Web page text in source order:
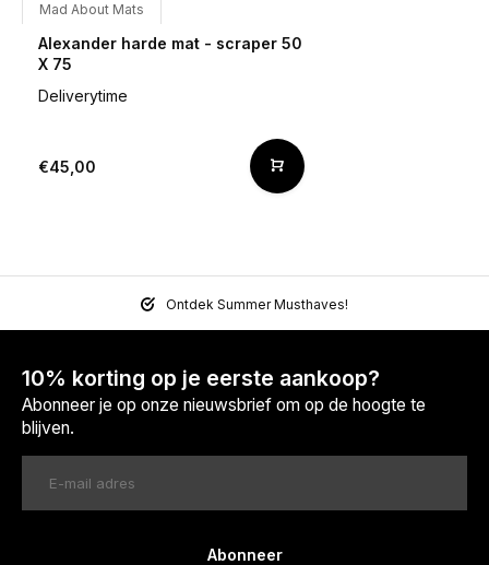
Mad About Mats
Alexander harde mat - scraper 50
X 75
Deliverytime
€45,00
Ontdek Summer Musthaves!
10% korting op je eerste aankoop?
Abonneer je op onze nieuwsbrief om op de hoogte te
blijven.
Abonneer